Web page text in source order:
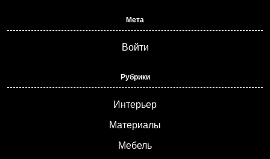
Мета
Войти
Рубрики
Интерьер
Материалы
Мебель